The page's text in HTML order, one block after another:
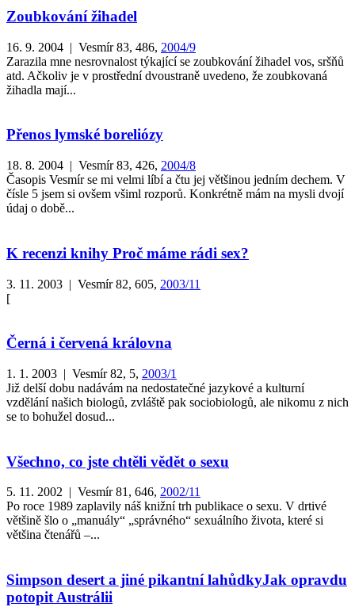
Zoubkování žihadel
16. 9. 2004 | Vesmír 83, 486, 2004/9
Zarazila mne nesrovnalost týkající se zoubkování žihadel vos, sršňů
atd. Ačkoliv je v prostřední dvoustraně uvedeno, že zoubkovaná
žihadla mají...
Přenos lymské boreliózy
18. 8. 2004 | Vesmír 83, 426, 2004/8
Časopis Vesmír se mi velmi líbí a čtu jej většinou jedním dechem. V
čísle 5 jsem si ovšem všiml rozporů. Konkrétně mám na mysli dvojí
údaj o době...
K recenzi knihy Proč máme rádi sex?
3. 11. 2003 | Vesmír 82, 605, 2003/11
[
Černá i červená královna
1. 1. 2003 | Vesmír 82, 5, 2003/1
Již delší dobu nadávám na nedostatečné jazykové a kulturní
vzdělání našich biologů, zvláště pak sociobiologů, ale nikomu z nich
se to bohužel dosud...
Všechno, co jste chtěli vědět o sexu
5. 11. 2002 | Vesmír 81, 646, 2002/11
Po roce 1989 zaplavily náš knižní trh publikace o sexu. V drtivé
většině šlo o „manuály“ „správného“ sexuálního života, které si
většina čtenářů –...
Simpson desert a jiné pikantní lahůdkyJak opravdu
potopit Austrálii